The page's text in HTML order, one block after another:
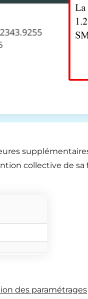
collective de sa
des paramétrages